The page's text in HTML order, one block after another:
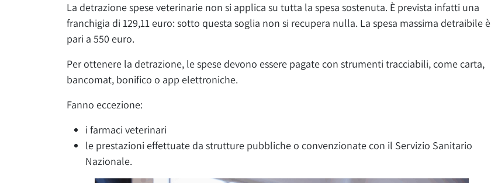
La detrazione spese veterinarie non si applica su tutta la spesa sostenuta. È prevista infatti una
franchigia di 129,11 euro: sotto questa soglia non si recupera nulla. La spesa massima detraibileè
pari a 550 euro.
Per ottenere la detrazione, lespese devono essere pagatecon strumenti tracciabili, come carta,
bancomat, bonifico o app elettroniche.
Fanno eccezione:
i farmaci veterinari
le prestazioni effettuate da strutture pubbliche o convenzionate con il Servizio Sanitario
Nazionale.